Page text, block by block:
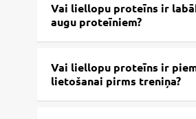
Vai liellopu proteīns ir
augu proteīniem?
Vai liellopu proteīns ir
lietošanai pirms treniņa?